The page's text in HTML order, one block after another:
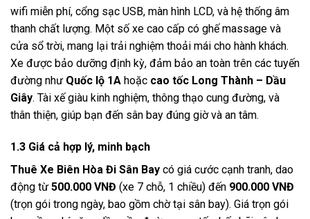
wifi miễn phí, cổng sạc USB, màn hình LCD, và hệ thống âm
thanh chất lượng. Một số xe cao cấp có ghế massage và
cửa sổ trời, mang lại trải nghiệm thoải mái cho hành khách.
Xe được bảo dưỡng định kỳ, đảm bảo an toàn trên các tuyến
đường như Quốc lộ 1A hoặc cao tốc Long Thành – Dầu
Giây. Tài xế giàu kinh nghiệm, thông thạo cung đường, và
thân thiện, giúp bạn đến sân bay đúng giờ và an tâm.
1.3 Giá cả hợp lý, minh bạch
Thuê Xe Biên Hòa Đi Sân Bay có giá cước cạnh tranh, dao
động từ 500.000 VNĐ (xe 7 chỗ, 1 chiều) đến 900.000 VNĐ
(trọn gói trong ngày, bao gồm chờ tại sân bay). Giá trọn gói